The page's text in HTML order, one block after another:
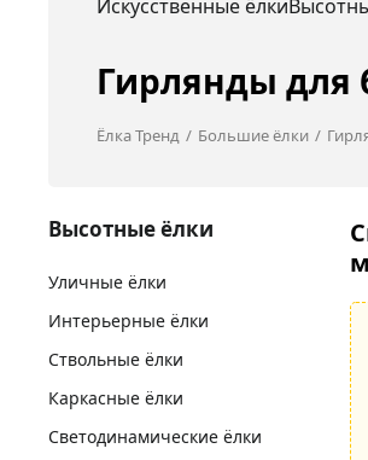
Искусственные ёлки
Гирлянды для
Ёлка Тренд Большие ёлки
Высотные ёлки
Уличные ёлки
Интерьерные ёлки
Ствольные ёлки
Каркасные ёлки
Светодинамические ёлки